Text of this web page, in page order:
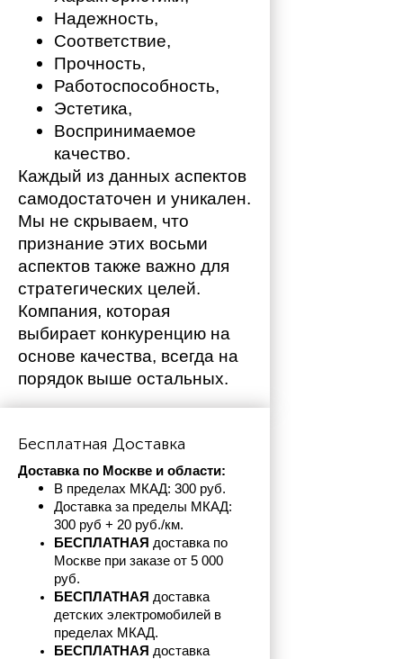
Надежность,
Соответствие,
Прочность,
Работоспособность,
Эстетика,
Воспринимаемое
качество.
Каждый из данных аспектов
самодостаточен и уникален.
Мы не скрываем, что
признание этих восьми
аспектов также важно для
стратегических целей.
Компания, которая
выбирает конкуренцию на
основе качества, всегда на
порядок выше остальных.
Бесплатная Доставка
Доставка по Москве и области:
В пределах МКАД: 300 руб.
Доставка за пределы МКАД:
300 руб + 20 руб./км.
БЕСПЛАТНАЯ доставка по
Москве при заказе от 5 000
руб.
БЕСПЛАТНАЯ доставка
детских электромобилей в
пределах МКАД.
БЕСПЛАТНАЯ доставка